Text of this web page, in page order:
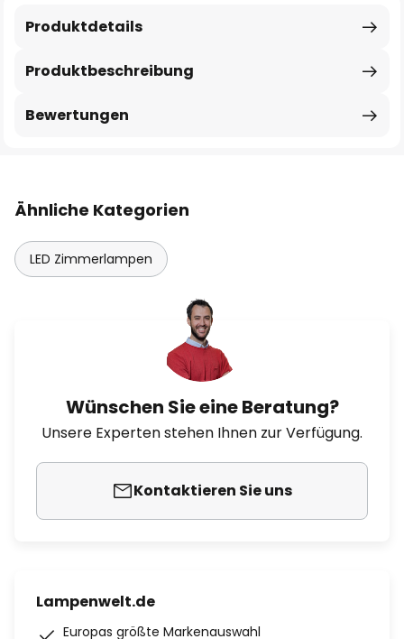
Produktbeschreibung
Produktdetails
Bewertungen
Ähnliche Kategorien
LED Zimmerlampen
Wünschen Sie eine Beratung?
Unsere Experten stehen Ihnen zur Verfügung.
Kontaktieren Sie uns
Lampenwelt.de
Europas größte Markenauswahl